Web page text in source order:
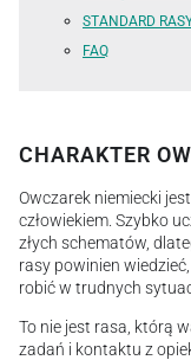
STANDARD
FAQ
CHARAKTER
Owczarek niemiecki
człowiekiem. Szybko
złych schematów,
rasy powinien
robić w trudnych
To nie jest rasa, którą
zadań i kontaktu z